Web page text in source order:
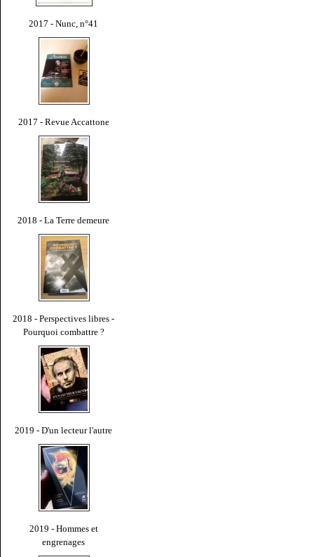
2017 - Nunc, n°41
2017 - Revue Accattone
2018 - La Terre demeure
2018 - Perspectives libres -
Pourquoi combattre ?
2019 - D'un lecteur l'autre
2019 - Hommes et
engrenages